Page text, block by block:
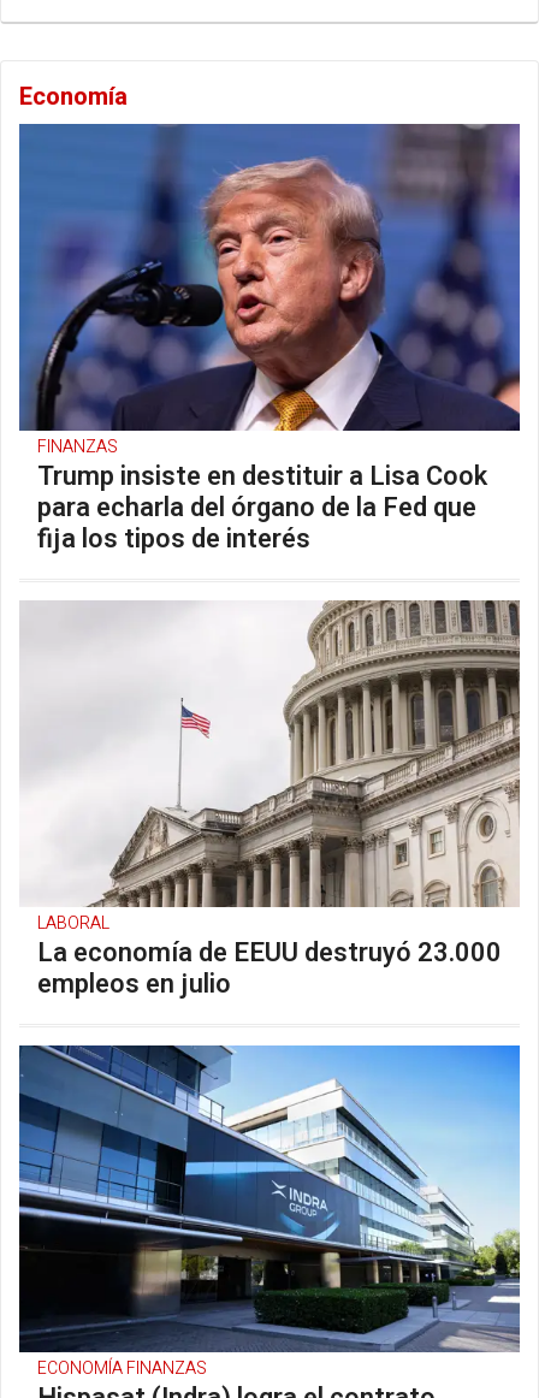
Economía
FINANZAS
Trump insiste en destituir a Lisa Cook
para echarla del órgano de la Fed que
fija los tipos de interés
LABORAL
La economía de EEUU destruyó 23.000
empleos en julio
ECONOMÍA FINANZAS